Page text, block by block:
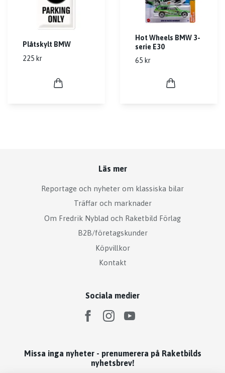
Plåtskylt BMW
225 kr
Hot Wheels BMW 3-
serie E30
65 kr
Läs mer
Reportage och nyheter om klassiska bilar
Träffar och marknader
Om Fredrik Nyblad och Raketbild Förlag
B2B/företagskunder
Köpvillkor
Kontakt
Sociala medier
Missa inga nyheter - prenumerera på Raketbilds
nyhetsbrev!